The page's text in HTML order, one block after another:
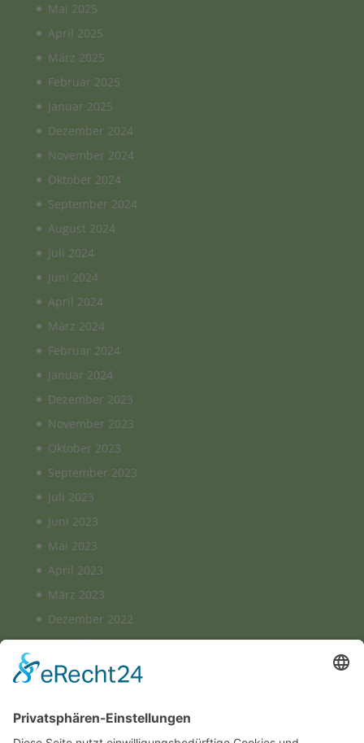
Mai 2025
April 2025
März 2025
Februar 2025
Januar 2025
Dezember 2024
November 2024
Oktober 2024
September 2024
August 2024
Juli 2024
Juni 2024
April 2024
März 2024
Februar 2024
Januar 2024
Dezember 2023
November 2023
Oktober 2023
September 2023
Juli 2023
Juni 2023
Mai 2023
April 2023
März 2023
Dezember 2022
November 2022
August 2022
Januar 2022